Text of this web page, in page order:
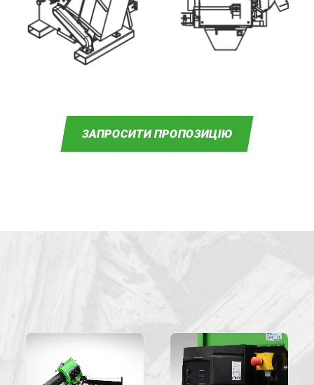
ЗАПРОСИТИ ПРОПОЗИЦІЮ